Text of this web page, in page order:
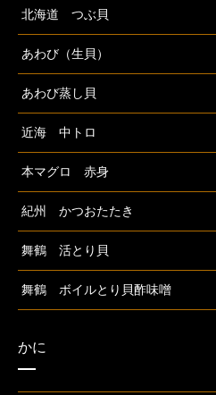
北海道 つぶ貝
あわび（生貝）
あわび蒸し貝
近海 中トロ
本マグロ 赤身
紀州 かつおたたき
舞鶴 活とり貝
舞鶴 ボイルとり貝酢味噌
かに